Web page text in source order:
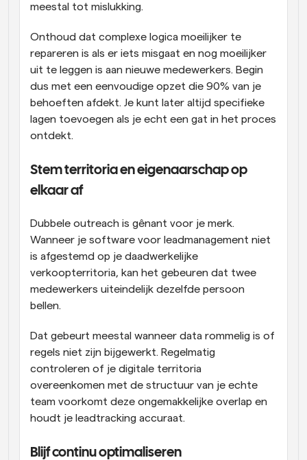
meestal tot mislukking.
Onthoud dat complexe logica moeilijker te
repareren is als er iets misgaat en nog moeilijker
uit te leggen is aan nieuwe medewerkers. Begin
dus met een eenvoudige opzet die 90% van je
behoeften afdekt. Je kunt later altijd specifieke
lagen toevoegen als je echt een gat in het proces
ontdekt.
Stem territoria en eigenaarschap op
elkaar af
Dubbele outreach is gênant voor je merk.
Wanneer je software voor leadmanagement niet
is afgestemd op je daadwerkelijke
verkoopterritoria, kan het gebeuren dat twee
medewerkers uiteindelijk dezelfde persoon
bellen.
Dat gebeurt meestal wanneer data rommelig is of
regels niet zijn bijgewerkt. Regelmatig
controleren of je digitale territoria
overeenkomen met de structuur van je echte
team voorkomt deze ongemakkelijke overlap en
houdt je leadtracking accuraat.
Blijf continu optimaliseren